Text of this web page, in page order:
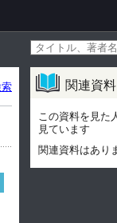
関連資料
この資料を見た
見ています
関連資料はあり